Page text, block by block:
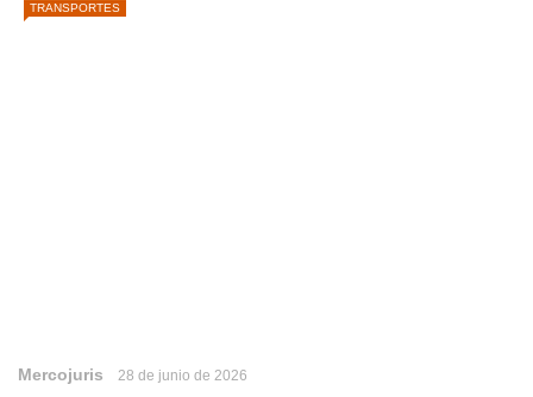
TRANSPORTES
Mercojuris 28 de junio de 2026